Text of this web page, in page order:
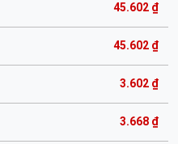
45.602 ₫
45.602 ₫
3.602 ₫
3.668 ₫